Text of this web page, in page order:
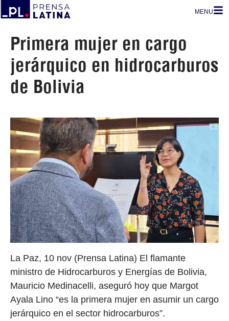
MENU
Primera mujer en cargo
jerárquico en hidrocarburos
de Bolivia
La Paz, 10 nov (Prensa Latina) El flamante
ministro de Hidrocarburos y Energías de Bolivia,
Mauricio Medinacelli, aseguró hoy que Margot
Ayala Lino “es la primera mujer en asumir un cargo
jerárquico en el sector hidrocarburos”.